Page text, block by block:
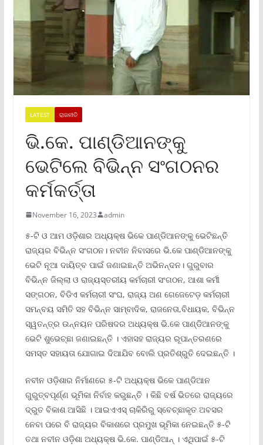
LATEST ରାଜନୀତି
ଭି.କେ. ପାଣ୍ଡିଆନଙ୍କୁ
ଭେଟିଲେ ବିଭିନ୍ନ ସଂଗଠନର
କର୍ମକର୍ତ୍ତା
November 16, 2023 admin
୫-ଟି ଓ ଆମ ଓଡ଼ିଶାର ଅଧ୍ୟକ୍ଷ ଭିକେ ପାଣ୍ଡିଆନଙ୍କୁ ଭେଟିଛନ୍ତି
ରାଜ୍ୟର ବିଭିନ୍ନ ସଂଗଠନ। ନବୀନ ନିବାସରେ ଭି.କେ ପାଣ୍ଡିଆନଙ୍କୁ
ଭେଟି ନୂଆ ଦାୟିତ୍ବ ପାଇଁ ଜଣାଇଛନ୍ତି ଅଭିନନ୍ଦନ। ଗୁରୁବାର
ବିଭିନ୍ନ ଜିଲ୍ଲା ଓ ରାଜ୍ୟସ୍ତରୀୟ କର୍ମଚାରୀ ସଂଗଠନ, ଆଶା କର୍ମୀ
ସଙ୍ଗଠନ, ବିଡିଏ କର୍ମଚାରୀ ସଂଘ, ରାଜ୍ୟ ଅଣ ଗେଜେଟେଡ଼ କର୍ମଚାରୀ
ସମନ୍ବୟ ସମିତି ସହ ବିଭିନ୍ନ ସାମ୍ବାଦିକ, ରାଜନେତା,ବିଧାୟକ, ବିଭିନ୍ନ
ସ୍ୱତନ୍ତ୍ର ଉନ୍ନୟନ ପରିଷଦର ଅଧ୍ୟକ୍ଷ ଭି.କେ ପାଣ୍ଡିଆନଙ୍କୁ
ଭେଟି ଶୁଭେଚ୍ଛା ଜଣାଇଛନ୍ତି । ଏହାସହ ରାଜ୍ୟର ରୂପାନ୍ତରଣରେ
ସମସ୍ତ ସହାୟତା ଯୋଗାଇ ଦିଆଯିବ ବୋଲି ପ୍ରତିଶ୍ରୁତି ଦେଇଛନ୍ତି ।
ନବୀନ ଓଡ଼ିଶାର ନିର୍ମାଣରେ ୫-ଟି ଅଧ୍ୟକ୍ଷ ଭିକେ ପାଣ୍ଡିଆନ
ଗୁରୁତ୍ବପୂର୍ଣ୍ଣ ଭୂମିକା ନିର୍ବାହ କରୁଛନ୍ତି । କିଛି ବର୍ଷ ଭିତରେ ରାଜ୍ୟରେ
ଦ୍ରୁତ ବିକାଶ ଆସିଛି । ଆଇଏଏସ୍ ଚାକିରିରୁ ସ୍ବେଚ୍ଛାକୃତ ଅବସର
ନେବା ପରେ ବି ରାଜ୍ୟର ବିକାଶରେ ପ୍ରମୁଖ ଭୂମିକା ନେଇଛନ୍ତି ୫-ଟି
ତଥା ନବୀନ ଓଡ଼ିଶା ଅଧ୍ୟକ୍ଷ ଭି.କେ. ପାଣ୍ଡିଆନ୍ । ଏଥିପାଇଁ ୫-ଟି